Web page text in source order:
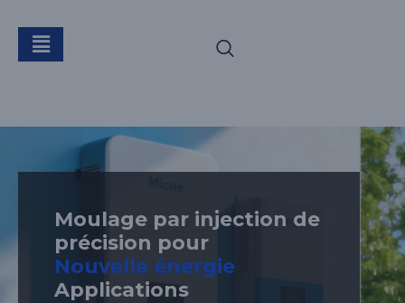
Nouvelle énergie
Moulage par injection de
précision pour
Nouvelle énergie
Applications